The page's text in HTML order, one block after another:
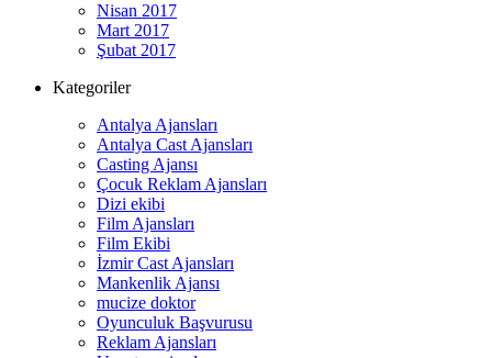
Nisan 2017
Mart 2017
Şubat 2017
Kategoriler
Antalya Ajansları
Antalya Cast Ajansları
Casting Ajansı
Çocuk Reklam Ajansları
Dizi ekibi
Film Ajansları
Film Ekibi
İzmir Cast Ajansları
Mankenlik Ajansı
mucize doktor
Oyunculuk Başvurusu
Reklam Ajansları